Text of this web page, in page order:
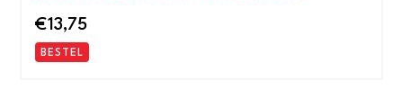
€13,75
BESTEL